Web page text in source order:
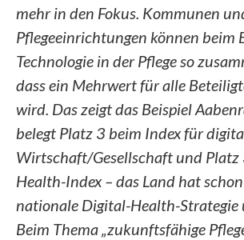
mehr in den Fokus. Kommunen
Pflegeeinrichtungen können beim
Technologie in der Pflege so
dass ein Mehrwert für alle
wird. Das zeigt das Beispiel
belegt Platz 3 beim Index für
Wirtschaft/Gesellschaft und
Health-Index – das Land hat
nationale Digital-Health-Strategie
Beim Thema „zukunftsfähige